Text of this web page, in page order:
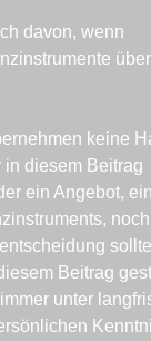
davon, wenn
über
keine
diesem Beitrag
ein Angebot,
sollte
Beitrag
unter